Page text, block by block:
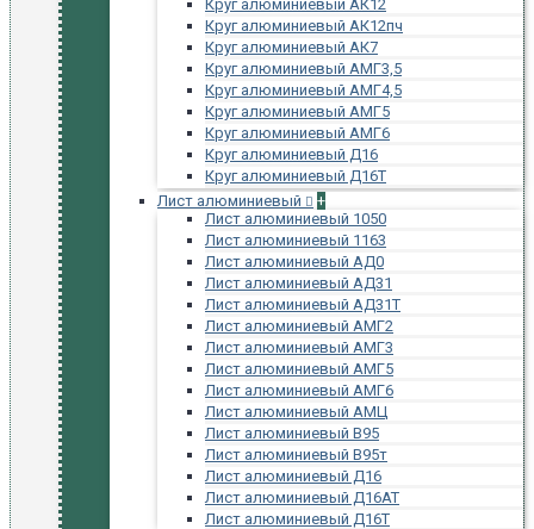
Круг алюминиевый АК12
Круг алюминиевый АК12пч
Круг алюминиевый АК7
Круг алюминиевый АМГ3,5
Круг алюминиевый АМГ4,5
Круг алюминиевый АМГ5
Круг алюминиевый АМГ6
Круг алюминиевый Д16
Круг алюминиевый Д16Т
Лист алюминиевый
+
Лист алюминиевый 1050
Лист алюминиевый 1163
Лист алюминиевый АД0
Лист алюминиевый АД31
Лист алюминиевый АД31Т
Лист алюминиевый АМГ2
Лист алюминиевый АМГ3
Лист алюминиевый АМГ5
Лист алюминиевый АМГ6
Лист алюминиевый АМЦ
Лист алюминиевый В95
Лист алюминиевый В95т
Лист алюминиевый Д16
Лист алюминиевый Д16АТ
Лист алюминиевый Д16Т